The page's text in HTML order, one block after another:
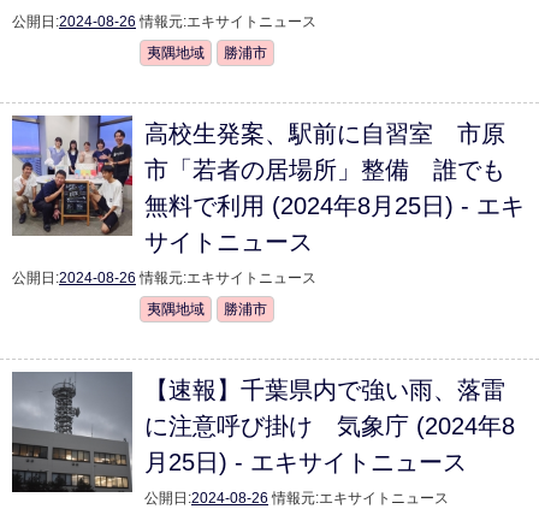
公開日:2024-08-26 情報元:エキサイトニュース
夷隅地域
勝浦市
高校生発案、駅前に自習室 市原
市「若者の居場所」整備 誰でも
無料で利用 (2024年8月25日) - エキ
サイトニュース
公開日:2024-08-26 情報元:エキサイトニュース
夷隅地域
勝浦市
【速報】千葉県内で強い雨、落雷
に注意呼び掛け 気象庁 (2024年8
月25日) - エキサイトニュース
公開日:2024-08-26 情報元:エキサイトニュース